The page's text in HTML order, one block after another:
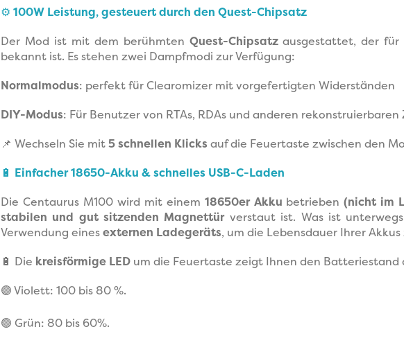
⚙️ 100W Leistung, gesteuert durch den Quest-Chipsatz
Der Mod ist mit dem berühmten Quest-Chipsatzausgestattet, der für
bekannt ist. Es stehen zwei Dampfmodi zur Verfügung:
Normalmodus: perfekt für Clearomizer mit vorgefertigten Widerständen
DIY-Modus: Für Benutzer von RTAs, RDAs und anderen rekonstruierbaren
📌 Wechseln Sie mit5 schnellen Klicks auf die Feuertaste zwischen den
🔋 Einfacher 18650-Akku & schnelles USB-C-Laden
Die Centaurus M100 wird mit einem 18650er Akku betrieben(nicht im
stabilen und gut sitzenden Magnettürverstaut ist. Was ist
Verwendung einesexternen Ladegeräts, um die Lebensdauer Ihrer
🔋 Die kreisförmige LEDum die Feuertaste zeigt Ihnen den Batteriestand
🟣 Violett: 100 bis 80 %.
🟢 Grün: 80 bis 60%.